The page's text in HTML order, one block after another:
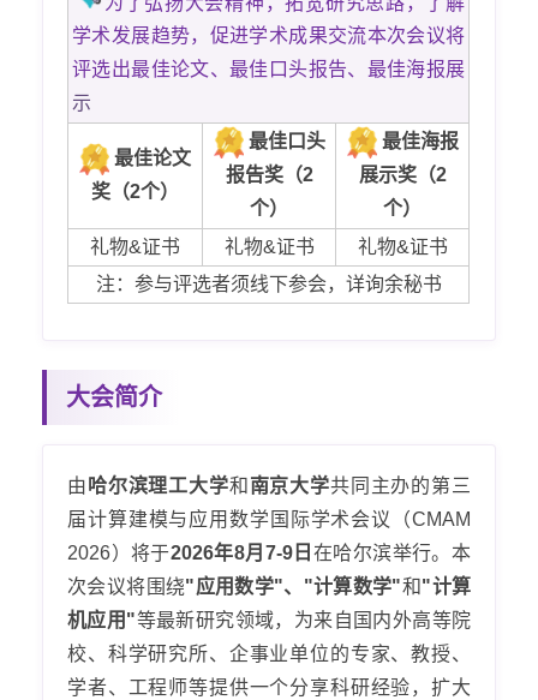
学术发展趋势，促进学术成果交流本次会议将
评选出最佳论文、最佳口头报告、最佳海报展
示
最佳论文
奖（2个）
最佳口头
报告奖（2
个）
最佳海报
展示奖（2
个）
礼物&证书
礼物&证书
礼物&证书
注：参与评选者须线下参会，详询余秘书
大会简介
由哈尔滨理工大学和 南京大学共同主办的第三
届计算建模与应用数学国际学术会议（CMAM
2026）将于2026年8月7-9日 在哈尔滨举行。本
次会议将围绕"应用数学"、"计算数学"和"计算
机应用"等最新研究领域，为来自国内外高等院
校、科学研究所、企事业单位的专家、教授、
学者、工程师等提供一个分享科研经验，扩大